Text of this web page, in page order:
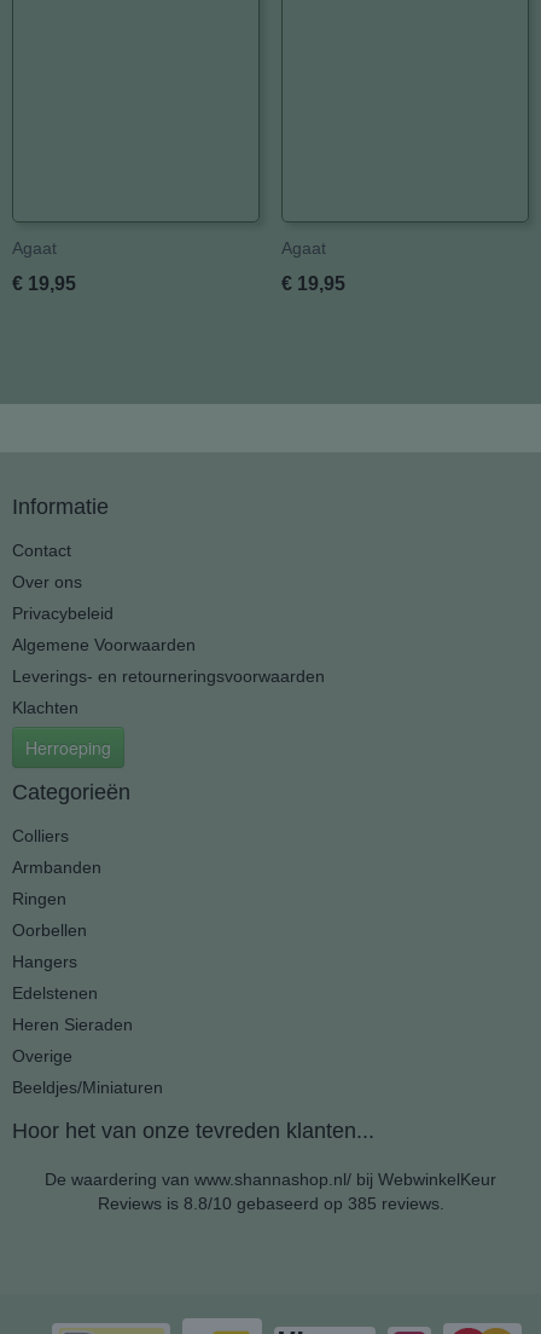
Agaat
€ 19,95
Agaat
€ 19,95
Informatie
Contact
Over ons
Privacybeleid
Algemene Voorwaarden
Leverings- en retourneringsvoorwaarden
Klachten
Herroeping
Categorieën
Colliers
Armbanden
Ringen
Oorbellen
Hangers
Edelstenen
Heren Sieraden
Overige
Beeldjes/Miniaturen
Hoor het van onze tevreden klanten...
De waardering van www.shannashop.nl/ bij WebwinkelKeur
Reviewsis 8.8/10 gebaseerd op 385 reviews.